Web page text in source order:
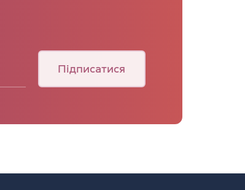
Підписатися